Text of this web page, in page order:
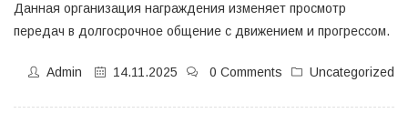
Данная организация награждения изменяет просмотр
передач в долгосрочное общение с движением и прогрессом.
Admin 14.11.2025 Uncategorized
0 Comments